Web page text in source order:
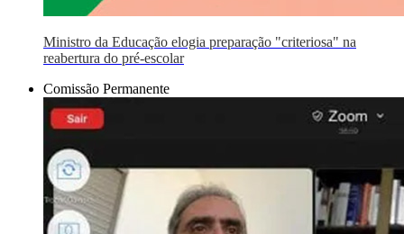
Ministro da Educação elogia preparação "criteriosa" na
reabertura do pré-escolar
Comissão Permanente